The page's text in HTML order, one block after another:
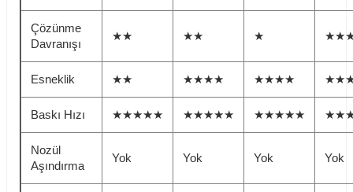
Çözünme
Davranışı
★★ ★★ ★
Esneklik ★★ ★★★★ ★★★★
Baskı Hızı ★★★★★ ★★★★★ ★★★★★
Nozül
Aşındırma
Yok Yok Yok Yok